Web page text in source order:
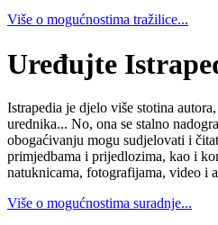
Više o mogućnostima tražilice...
Uređujte
Istrapedia je djelo više stotina
urednika... No, ona se stalno
obogaćivanju mogu sudjelovati i
primjedbama i prijedlozima, kao i
natuknicama, fotografijama, video i
Više o mogućnostima suradnje...